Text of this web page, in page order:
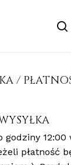
/
12:00
płatność